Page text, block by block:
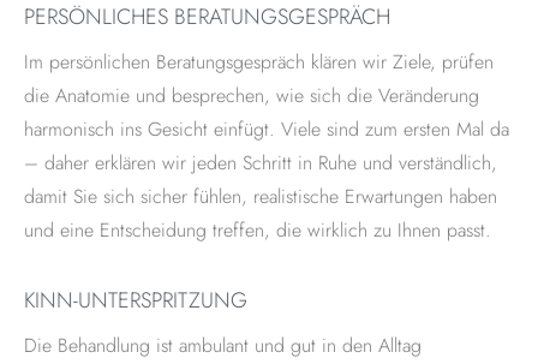
PERSÖNLICHES BERATUNGSGESPRÄCH
Im persönlichen Beratungsgespräch klären wir Ziele, prüfen
die Anatomie und besprechen, wie sich die Veränderung
harmonisch ins Gesicht einfügt. Viele sind zum ersten Mal da
– daher erklären wir jeden Schritt in Ruhe und verständlich,
damit Sie sich sicher fühlen, realistische Erwartungen haben
und eine Entscheidung treffen, die wirklich zu Ihnen passt.
KINN-UNTERSPRITZUNG
Die Behandlung ist ambulant und gut in den Alltag